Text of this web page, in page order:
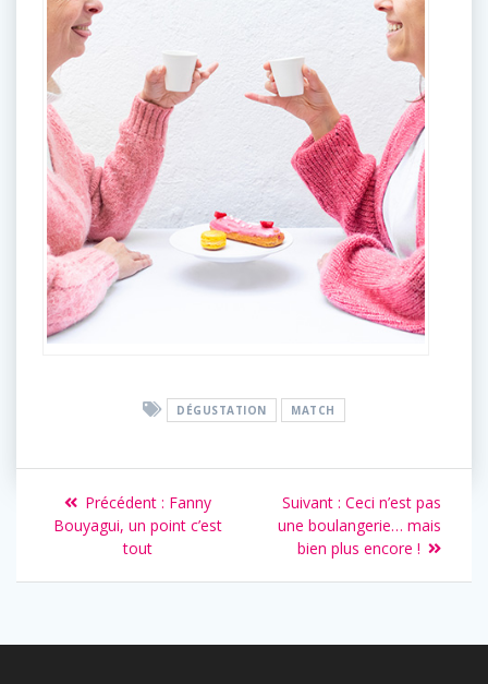
DÉGUSTATION MATCH
Précédent : Fanny
Bouyagui, un point c’est
tout
Suivant : Ceci n’est pas
une boulangerie… mais
bien plus encore !